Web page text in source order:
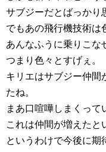
サブジーだとばっかり
でもあの飛行機技術は
あんなふうに乗りこな
つまり色々とすげぇ。
キリエはサブジー仲間
たね。
まあ口喧嘩しまくって
これは仲間が増えたと
というわけで今後に期